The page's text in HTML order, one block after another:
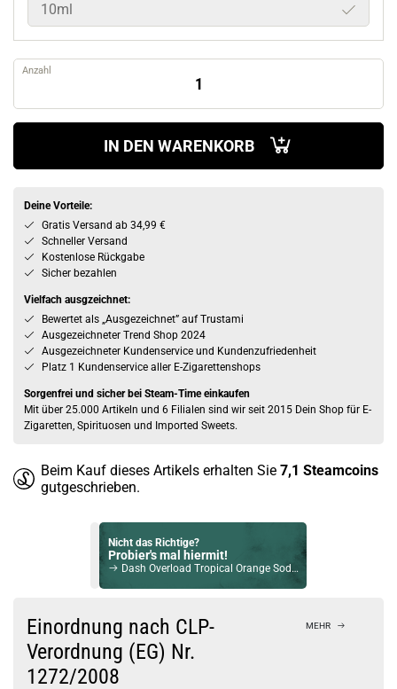
10ml
Anzahl
IN DEN WARENKORB
Deine Vorteile:
Gratis Versand ab 34,99 €
Schneller Versand
Kostenlose Rückgabe
Sicher bezahlen
Vielfach ausgzeichnet:
Bewertet als „Ausgezeichnet” auf Trustami
Ausgezeichneter Trend Shop 2024
Ausgezeichneter Kundenservice und Kundenzufriedenheit
Platz 1 Kundenservice aller E-Zigarettenshops
Sorgenfrei und sicher bei Steam-Time einkaufen
Mit über 25.000 Artikeln und 6 Filialen sind wir seit 2015 Dein Shop für E-
Zigaretten, Spirituosen und Imported Sweets.
Beim Kauf dieses Artikels erhalten Sie 7,1 Steamcoins
gutgeschrieben.
Nicht das Richtige?
Probier's mal hiermit!
Dash Overload Tropical Orange Soda Longfill Aroma
Check das mal!
Twisted Vaping Cryostasis Aroma Prismatic
Du willst Kröten sparen?
Einordnung nach CLP-
Verordnung (EG) Nr.
1272/2008
MEHR